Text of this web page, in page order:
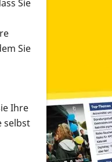
Sie
Sie
Ihre
selbst